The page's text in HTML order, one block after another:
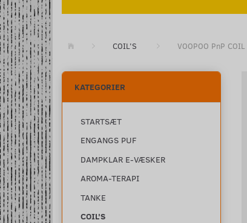
COIL'S VOOPOO PnP
KATEGORIER
STARTSÆT
ENGANGS PUF
DAMPKLAR E-VÆSKER
AROMA-TERAPI
TANKE
COIL'S